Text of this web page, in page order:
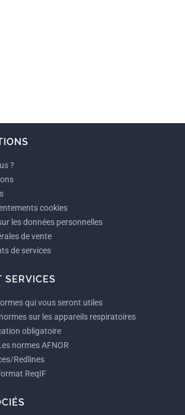
?
cookies
les données personnelles
de vente
de services
SERVICES
qui vous seront utiles
sur les appareils respiratoires
obligatoire
normes AFNOR
Redlines
ReqIF